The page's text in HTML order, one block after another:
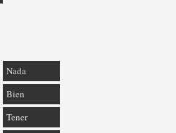
Nada
Bien
Tener